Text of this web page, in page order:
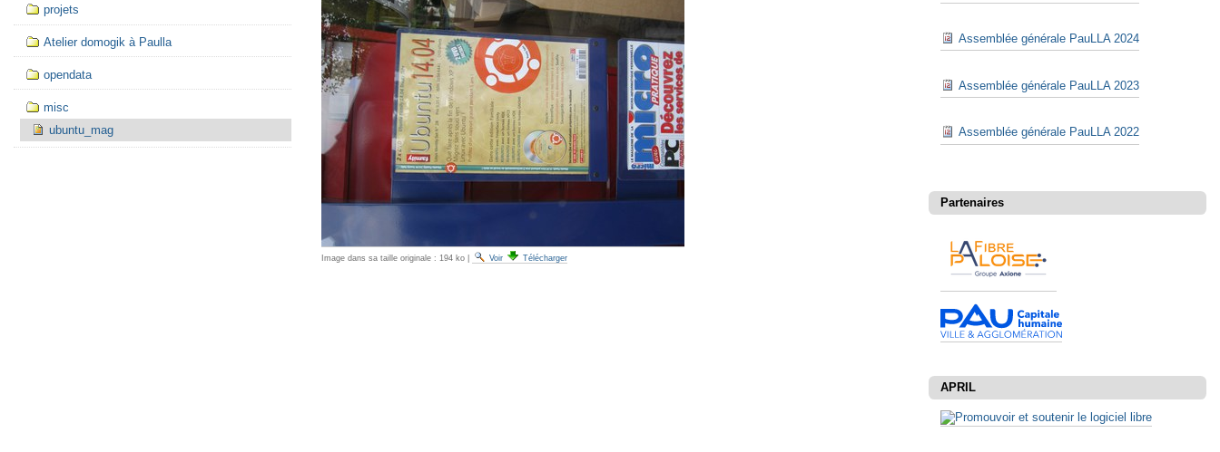
Image dans sa taille originale : 194 ko Voir Télécharger
projets
Atelier domogik à Paulla
opendata
misc
ubuntu_mag
Assemblée générale PauLLA 2024
Assemblée générale PauLLA 2023
Assemblée générale PauLLA 2022
Partenaires
APRIL